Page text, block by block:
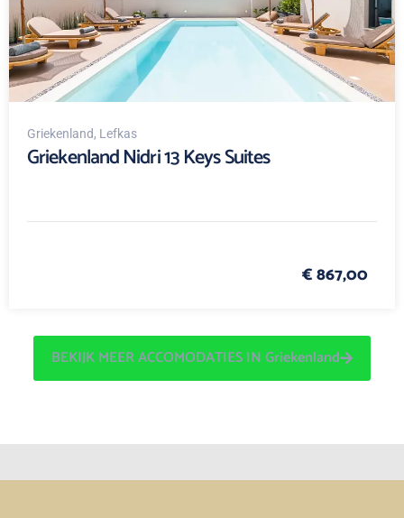
Griekenland, Lefkas
Griekenland Nidri 13 Keys Suites
€ 867,00
BEKIJK MEER ACCOMODATIES IN Griekenland